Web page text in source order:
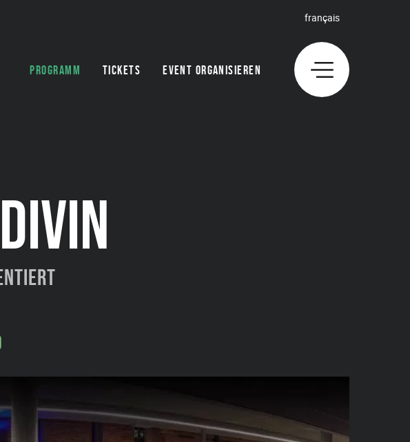
PROGRAMM TICKETS EVENT ORGANISIEREN
français